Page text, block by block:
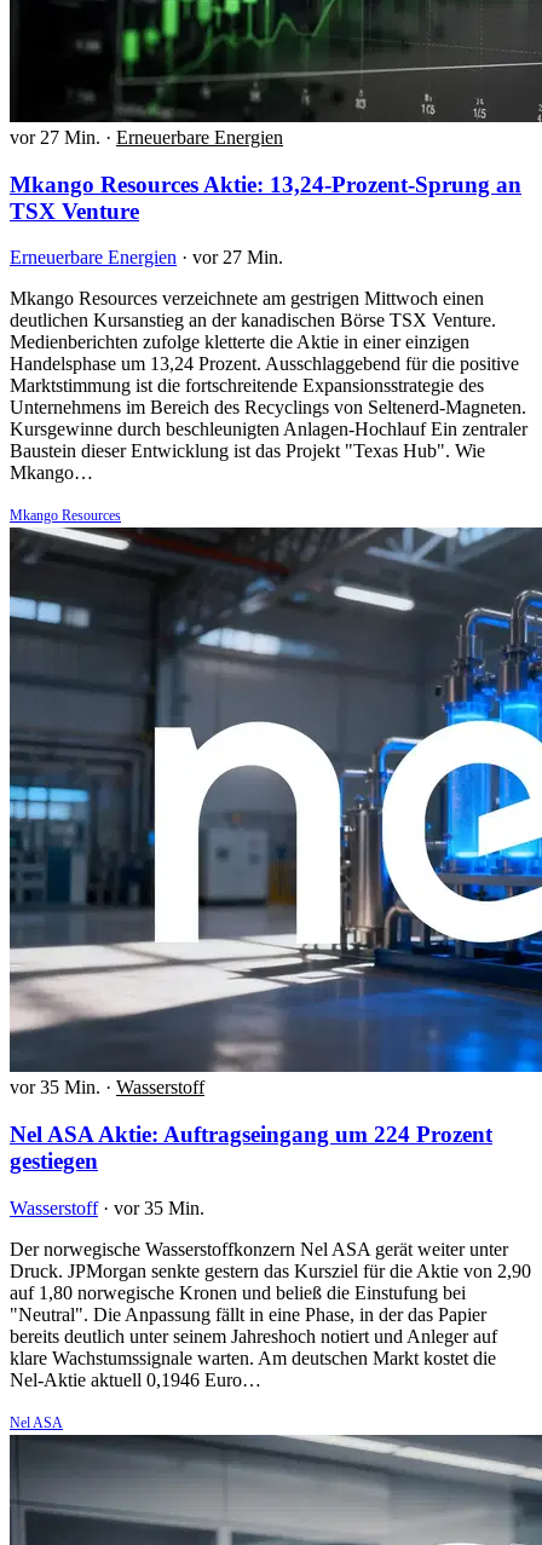
vor 27 Min. · Erneuerbare Energien
Mkango Resources Aktie: 13,24-Prozent-Sprung an
TSX Venture
Erneuerbare Energien · vor 27 Min.
Mkango Resources verzeichnete am gestrigen Mittwoch einen
deutlichen Kursanstieg an der kanadischen Börse TSX Venture.
Medienberichten zufolge kletterte die Aktie in einer einzigen
Handelsphase um 13,24 Prozent. Ausschlaggebend für die positive
Marktstimmung ist die fortschreitende Expansionsstrategie des
Unternehmens im Bereich des Recyclings von Seltenerd-Magneten.
Kursgewinne durch beschleunigten Anlagen-Hochlauf Ein zentraler
Baustein dieser Entwicklung ist das Projekt "Texas Hub". Wie
Mkango…
Mkango Resources
vor 35 Min. · Wasserstoff
Nel ASA Aktie: Auftragseingang um 224 Prozent
gestiegen
Wasserstoff · vor 35 Min.
Der norwegische Wasserstoffkonzern Nel ASA gerät weiter unter
Druck. JPMorgan senkte gestern das Kursziel für die Aktie von 2,90
auf 1,80 norwegische Kronen und beließ die Einstufung bei
"Neutral". Die Anpassung fällt in eine Phase, in der das Papier
bereits deutlich unter seinem Jahreshoch notiert und Anleger auf
klare Wachstumssignale warten. Am deutschen Markt kostet die
Nel-Aktie aktuell 0,1946 Euro…
Nel ASA